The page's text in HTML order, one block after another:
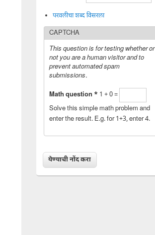
परवलीचा शब्द विसरला
CAPTCHA
This question is for testing whether or
not you are a human visitor and to
prevent automated spam
submissions.
Math question * 1 + 0 =
Solve this simple math problem and
enter the result. E.g. for 1+3, enter 4.